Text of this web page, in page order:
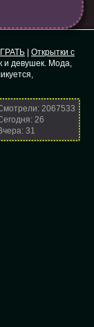
Открытки с
и девушек. Мода,
2067533
26
31